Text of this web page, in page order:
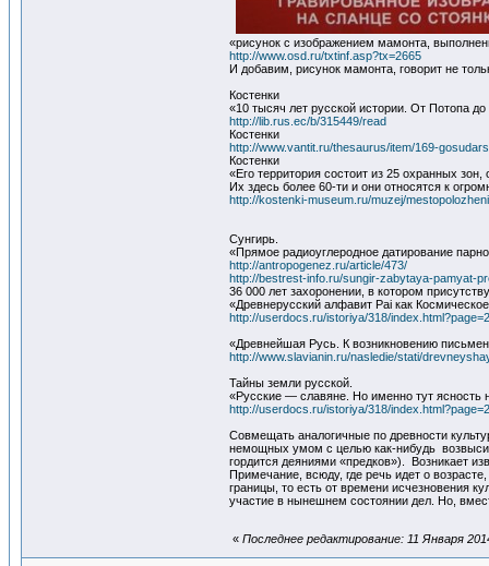
«рисунок с изображением мамонта,
http://www.osd.ru/txtinf.asp?tx=2665
И добавим, рисунок мамонта, говорит не
Костенки
«10 тысяч лет русской истории. От Потопа
http://lib.rus.ec/b/315449/read
Костенки
http://www.vantit.ru/thesaurus/item/169-
Костенки
«Его территория состоит из 25 охранных
Их здесь более 60-ти и они относятся к
http://kostenki-museum.ru/muzej/
Сунгирь.
«Прямое радиоуглеродное датирование
http://antropogenez.ru/article/473/
http://bestrest-info.ru/sungir-zabytaya-pamyat-
36 000 лет захоронении, в котором
«Древнерусский алфавит Раi как
http://userdocs.ru/istoriya/318/
«Древнейшая Русь. К возникновению
http://www.slavianin.ru/nasledie/stati/
Тайны земли русской.
«Русские — славяне. Но именно тут ясность
http://userdocs.ru/istoriya/318/
Совмещать аналогичные по древности
немощных умом с целью как-нибудь
гордится деяниями «предков»). Возникает
Примечание, всюду, где речь идет о
границы, то есть от времени исчезновения
участие в нынешнем состоянии дел. Но,
« Последнее редактирование: 11 Января